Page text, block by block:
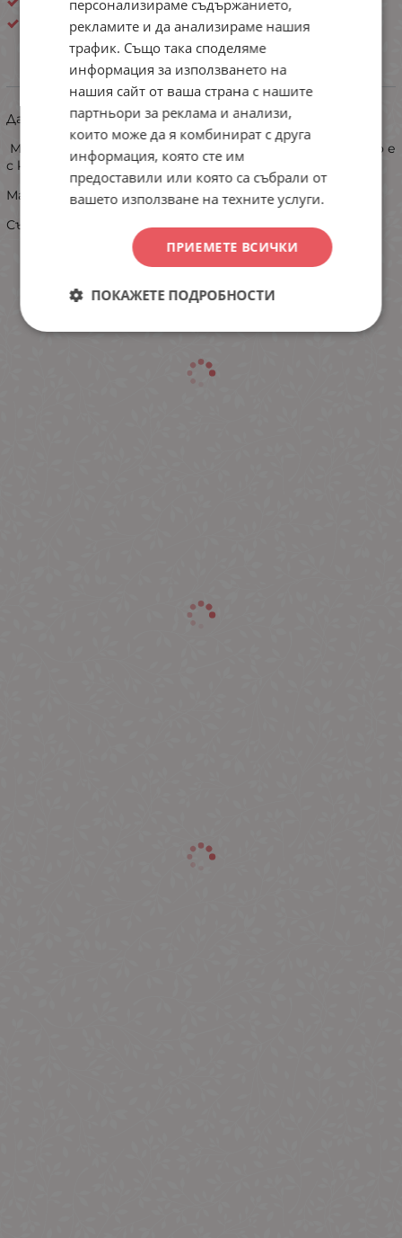
Иватекс ЕООД
ИНФОРМАЦИЯ
Дамска пижама от интерлог.
Моделът е с прибран панталон- с маншет,а горното е
с класическа кройка.
Материята е памучна,мека и приятна за носене
Състав: 100% памук
персонализираме съдържанието,
рекламите и да анализираме нашия
трафик. Също така споделяме
информация за използването на
нашия сайт от ваша страна с нашите
партньори за реклама и анализи,
които може да я комбинират с друга
информация, която сте им
предоставили или която са събрали от
вашето използване на техните услуги.
ПРИЕМЕТЕ ВСИЧКИ
ПОКАЖЕТЕ ПОДРОБНОСТИ